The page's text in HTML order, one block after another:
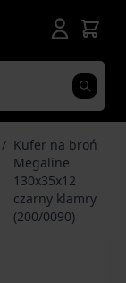
/ Kufer na broń
Megaline
130x35x12
czarny klamry
(200/0090)